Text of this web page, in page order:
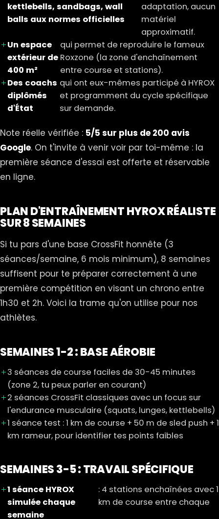
kettlebells, sandbags, wall
balls aux normes officielles
adaptation, aucun
matériel
approximatif.
Un espace
extérieur de
400 m²
qui permet de reproduire le fameux
Roxzone (la zone d'enchaînement
entre course et stations).
Des coachs
diplômés
d'État
qui ont eux-mêmes participé à HYROX
et programment du cycle spécifique
sur demande.
Note réelle vérifiée : 5/5 sur plus de 200 avis
Google. On t'invite à venir voir par toi-même : la
première séance d'essai est offerte et réservable
en ligne.
PLAN D'ENTRAÎNEMENT HYROX RÉALISTE
SUR 8 SEMAINES
Si tu pars d'une base CrossFit honnête (3
séances/semaine, 6 mois minimum), 8 semaines
suffisent pour te préparer correctement à une
première compétition en visant un chrono entre
1h30 et 2h. Voici la trame qu'on utilise pour nos
athlètes.
SEMAINES 1-2 : BASE AÉROBIE
3 séances de course faciles de 30-45 minutes
(zone 2, tu peux parler en courant)
2 séances CrossFit classiques avec un focus sur
l'endurance musculaire (squats, lunges, kettlebells)
1 séance test : 1 km de course + 50 m de sled push + 1
km rameur, pour identifier tes points faibles
SEMAINES 3-5 : TRAVAIL SPÉCIFIQUE
1 séance HYROX
simulée chaque
semaine
: 4 stations enchaînées avec 1
km de course entre chaque